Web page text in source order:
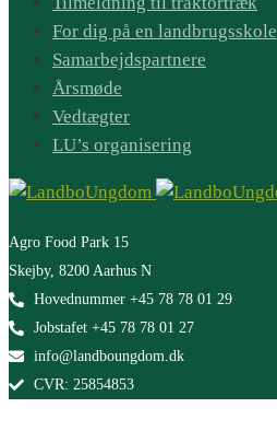
For dig på en landbrugsskole
Samarbejdspartnere
Årsmøde
Vedtægter
LU’s organisering
Agro Food Park 15
Skejby, 8200 Aarhus N
Hovednummer +45 78 78 01 29
Jobstafet +45 78 78 01 27
info@landboungdom.dk
CVR: 25854853